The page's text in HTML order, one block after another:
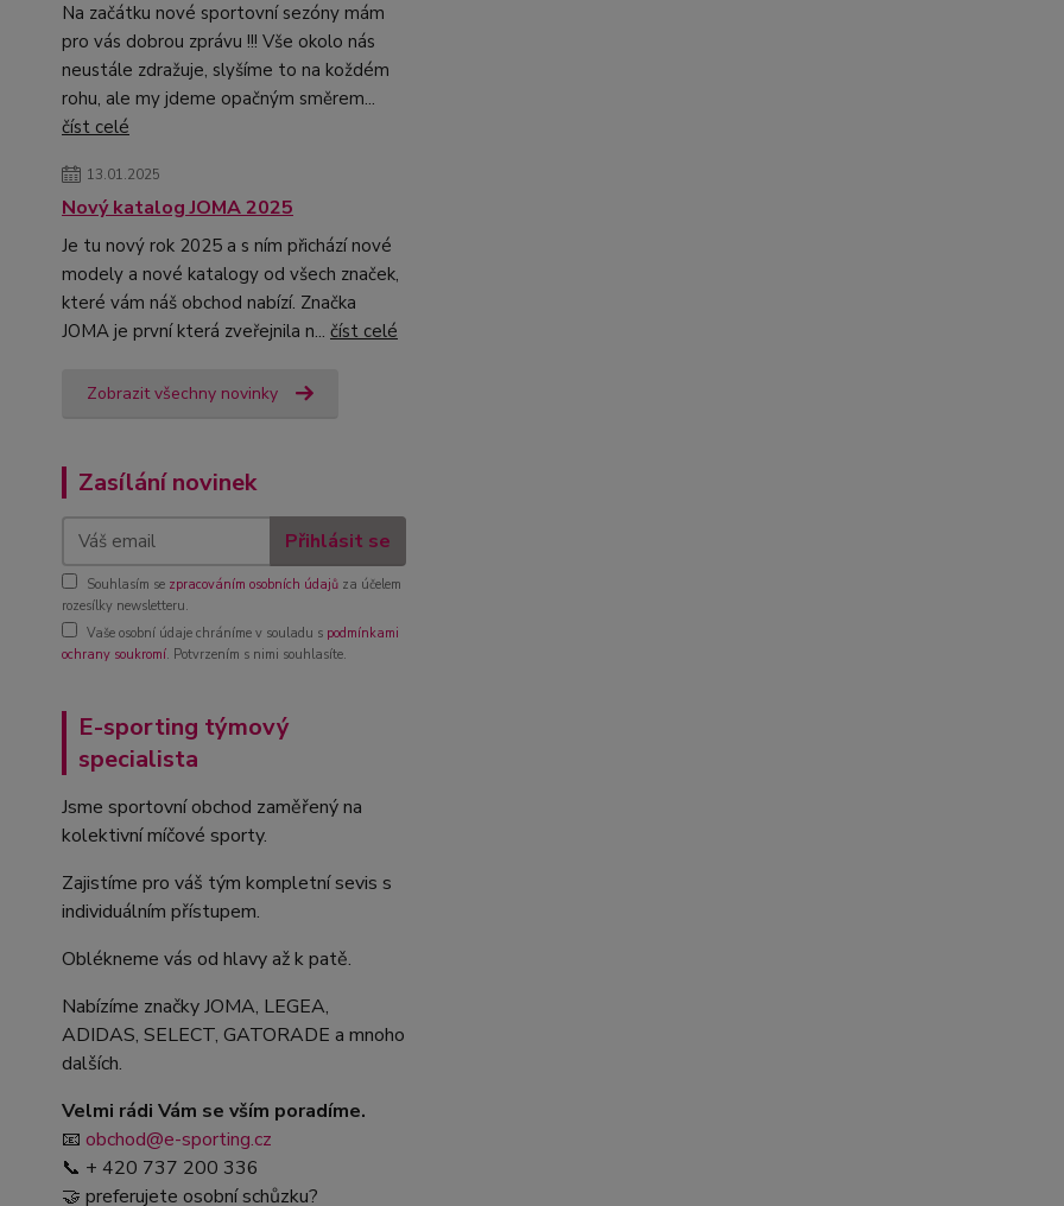
Na začátku nové sportovní sezóny mám
pro vás dobrou zprávu !!! Vše okolo nás
neustále zdražuje, slyšíme to na koždém
rohu, ale my jdeme opačným směrem...
číst celé
13.01.2025
Nový katalog JOMA 2025
Je tu nový rok 2025 a s ním přichází nové
modely a nové katalogy od všech značek,
které vám náš obchod nabízí. Značka
JOMA je první která zveřejnila n... číst celé
Zobrazit všechny novinky
Zasílání novinek
Přihlásit se
Souhlasím se zpracováním osobních údajů za účelem
rozesílky newsletteru.
Vaše osobní údaje chráníme v souladu s podmínkami
ochrany soukromí. Potvrzením s nimi souhlasíte.
E-sporting týmový
specialista
Jsme sportovní obchod zaměřený na
kolektivní míčové sporty.
Zajistíme pro váš tým kompletní sevis s
individuálním přístupem.
Oblékneme vás od hlavy až k patě.
Nabízíme značky JOMA, LEGEA,
ADIDAS, SELECT, GATORADE a mnoho
dalších.
Velmi rádi Vám se vším poradíme.
📧 obchod@e-sporting.cz
📞 + 420 737 200 336
🤝 preferujete osobní schůzku?